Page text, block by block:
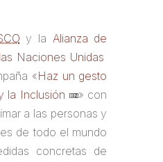
y la Alianza de
Naciones Unidas
«Haz un gesto
la Inclusión
» con
a las personas y
de todo el mundo
concretas de